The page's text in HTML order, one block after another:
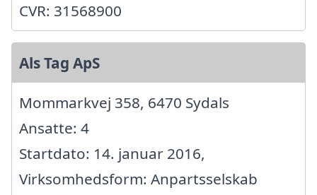
CVR: 31568900
Als Tag ApS
Mommarkvej 358, 6470 Sydals
Ansatte: 4
Startdato: 14. januar 2016,
Virksomhedsform: Anpartsselskab